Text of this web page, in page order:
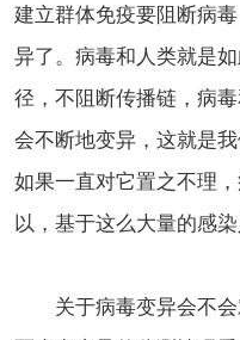
建立群体免疫要阻断病
异了。病毒和人类就是
径，不阻断传播链，病
会不断地变异，这就是
如果一直对它置之不理
以，基于这么大量的感
关于病毒变异会不